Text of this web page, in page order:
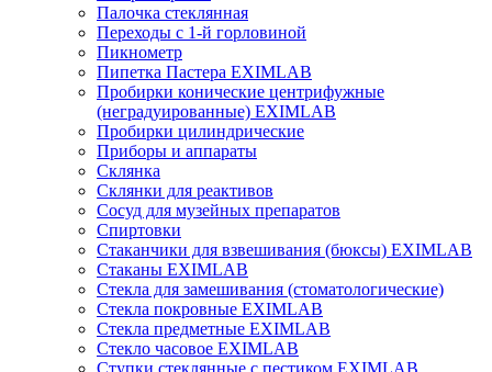
Палочка стеклянная
Переходы с 1-й горловиной
Пикнометр
Пипетка Пастера EXIMLAB
Пробирки конические центрифужные
(неградуированные) EXIMLAB
Пробирки цилиндрические
Приборы и аппараты
Склянка
Склянки для реактивов
Сосуд для музейных препаратов
Спиртовки
Стаканчики для взвешивания (бюксы) EXIMLAB
Стаканы EXIMLAB
Стекла для замешивания (стоматологические)
Стекла покровные EXIMLAB
Стекла предметные EXIMLAB
Стекло часовое EXIMLAB
Ступки стеклянные с пестиком EXIMLAB